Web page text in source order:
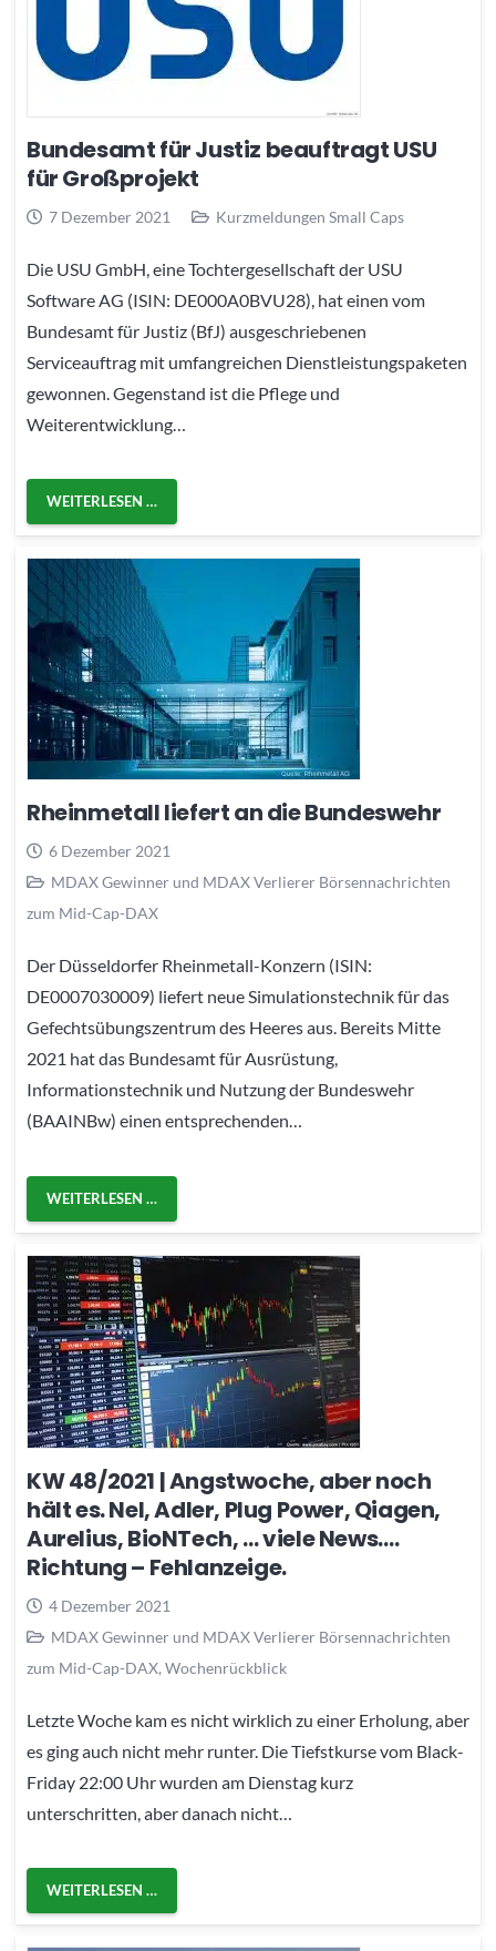
Bundesamt für Justiz beauftragt USU
für Großprojekt
7 Dezember 2021 Kurzmeldungen Small Caps
Die USU GmbH, eine Tochtergesellschaft der USU
Software AG (ISIN: DE000A0BVU28), hat einen vom
Bundesamt für Justiz (BfJ) ausgeschriebenen
Serviceauftrag mit umfangreichen Dienstleistungspaketen
gewonnen. Gegenstand ist die Pflege und
Weiterentwicklung…
WEITERLESEN …
Rheinmetall liefert an die Bundeswehr
6 Dezember 2021
MDAX Gewinner und MDAX Verlierer Börsennachrichten
zum Mid-Cap-DAX
Der Düsseldorfer Rheinmetall-Konzern (ISIN:
DE0007030009) liefert neue Simulationstechnik für das
Gefechtsübungszentrum des Heeres aus. Bereits Mitte
2021 hat das Bundesamt für Ausrüstung,
Informationstechnik und Nutzung der Bundeswehr
(BAAINBw) einen entsprechenden…
WEITERLESEN …
KW 48/2021 | Angstwoche, aber noch
hält es. Nel, Adler, Plug Power, Qiagen,
Aurelius, BioNTech, … viele News….
Richtung – Fehlanzeige.
4 Dezember 2021
MDAX Gewinner und MDAX Verlierer Börsennachrichten
zum Mid-Cap-DAX, Wochenrückblick
Letzte Woche kam es nicht wirklich zu einer Erholung, aber
es ging auch nicht mehr runter. Die Tiefstkurse vom Black-
Friday 22:00 Uhr wurden am Dienstag kurz
unterschritten, aber danach nicht…
WEITERLESEN …